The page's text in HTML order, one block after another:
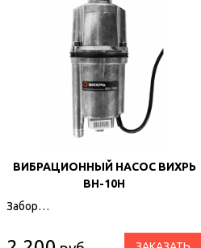
ВИБРАЦИОННЫЙ НАСОС ВИХРЬ
ВН-10Н
Забор…